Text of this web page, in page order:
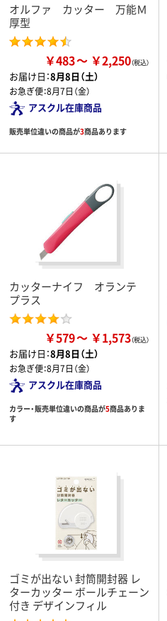
オルファ カッター 万能Ｍ
厚型
￥483 ￥2,250
お届け日：8月8日（土）
お急ぎ便：8月7日（金）
アスクル在庫商品
販売単位違いの商品が3商品あります
カッターナイフ オランテ
プラス
￥579 ￥1,573
お届け日：8月8日（土）
お急ぎ便：8月7日（金）
アスクル在庫商品
カラー・販売単位違いの商品が5商品ありま
す
ゴミが出ない 封筒開封器 レ
ターカッター ボールチェーン
付き デザインフィル